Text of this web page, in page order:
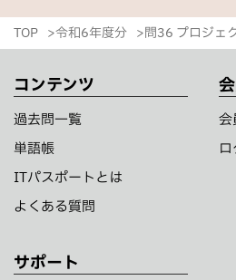
TOP 令和6年度分 問36 プロジェ
コンテンツ
過去問一覧
単語帳
ITパスポートとは
よくある質問
会
サポート